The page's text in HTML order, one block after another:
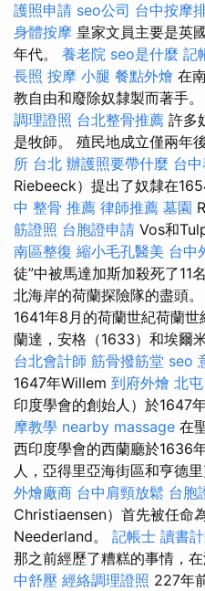
護照申請 seo公司 台中按摩
身體按摩 皇家文員主要是英
年代。 養老院 seo是什麼 記
長照 按摩 小腿 餐點外燴 在
教自由和廢除奴隸製而著手。
調理證照 台北整骨推薦 許多
是牧師。 殖民地成立僅兩年
所 台北 辦護照要帶什麼 台
Riebeeck）提出了奴隸在
中 整骨 推薦 律師推薦 墓園
筋證照 台胞證申請 Vos和
南區整復 縮小毛孔醫美 台中
徒”中被馬達加斯加殺死了11
北海岸的荷蘭探險隊的盡頭。
1641年8月的荷蘭世紀荷蘭
蘭達，安格（1633）和埃爾
台北會計師 筋骨撥筋堂 seo
1647年Willem 到府外燴 北
印度學會的創始人）於1647
摩教學 nearby massage 在
西印度學會的西蘭廳於1636
人，亞得里亞海街區和亨德
外燴廠商 台中肩頸放鬆 台胞
Christiaensen）首先被任命
Neederland。 記帳士 讀書
那之前經歷了糟糕的事情，
中舒壓 經絡調理證照 227年